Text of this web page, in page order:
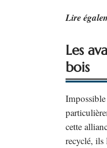
Lire
Les
bois
cette
recyclé, ils